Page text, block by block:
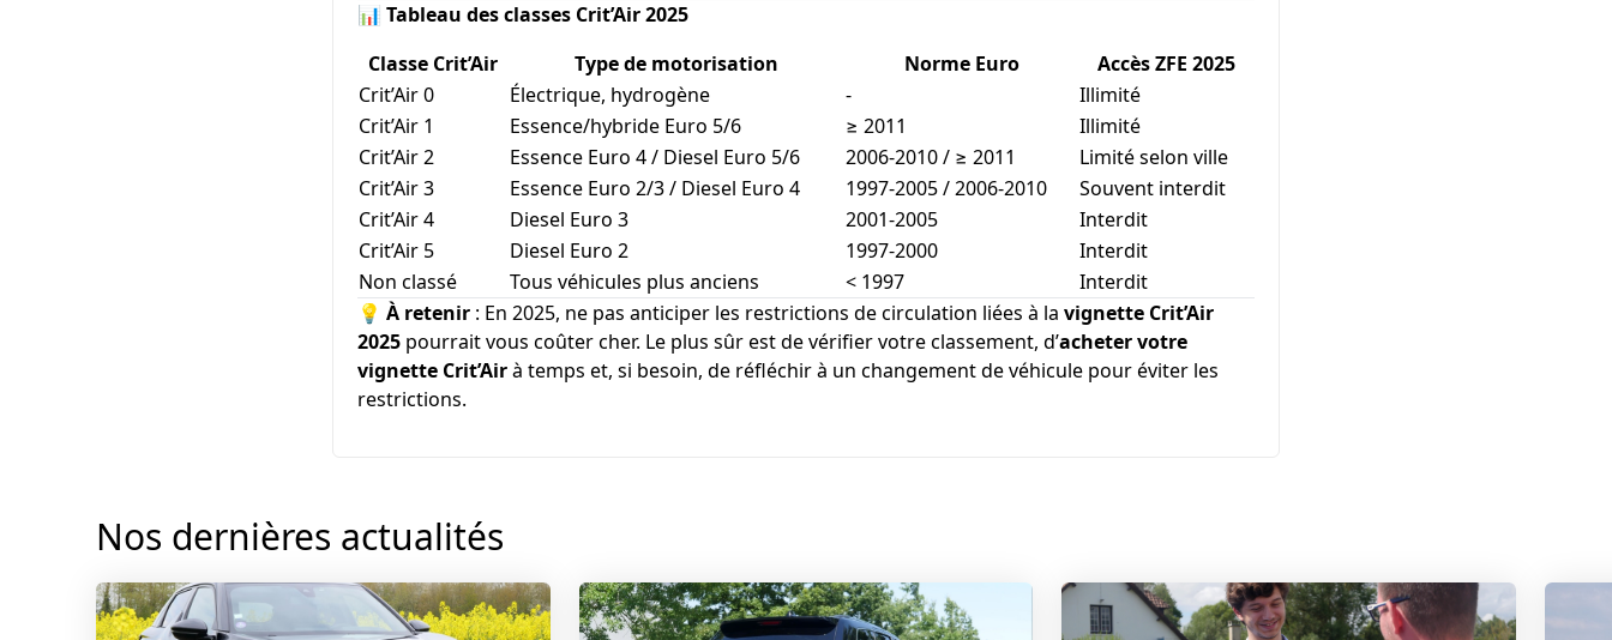
📊Tableau des classes Crit’Air 2025
Classe Crit’Air
Type de motorisation Norme Euro
Accès ZFE 2025
Crit’Air 0
Électrique, hydrogène -
Illimité
Crit’Air 1
Essence/hybride Euro 5/6 ≥ 2011
Illimité
Crit’Air 2
Essence Euro 4 / Diesel Euro 5/6 2006-2010 / ≥ 2011
Limité selon ville
Crit’Air 3
Essence Euro 2/3 / Diesel Euro 4 1997-2005 / 2006-2010
Souvent interdit
Crit’Air 4
Diesel Euro 3 2001-2005
Interdit
Crit’Air 5
Diesel Euro 2 1997-2000
Interdit
Non classé
Tous véhicules plus anciens < 1997
Interdit
💡À retenir : En 2025, ne pas anticiper les restrictions de circulation liées à lavignette Crit’Air
2025 pourrait vous coûter cher. Le plus sûr est de vérifier votre classement, d’acheter votre
vignette Crit’Airà temps et, si besoin, de réfléchir à un changement de véhicule pour éviter les
restrictions.
Nos dernières actualités